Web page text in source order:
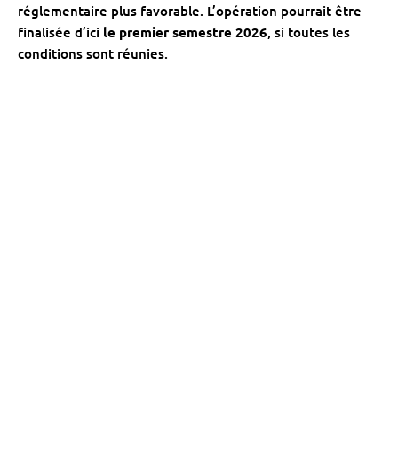
réglementaire plus favorable. L’opération pourrait être
finalisée d’ici le premier semestre 2026, si toutes les
conditions sont réunies.